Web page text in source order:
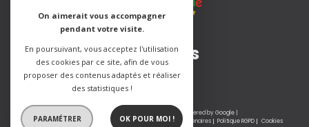
Adhérents
© 2026 | Tous droits réservés | Traduction powered by Google |
Nos honoraires
Plan du site Mentions légales Admin Partenaires Politique RGPD Cookies
On aimerait vous accompagner
pendant votre visite.
En poursuivant, vous acceptez l'utilisation
des cookies par ce site, afin de vous
proposer des contenus adaptés et réaliser
des statistiques !
PARAMÉTRER OK POUR MOI !